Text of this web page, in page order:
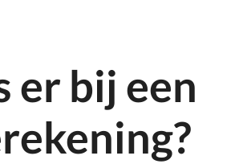
er bij een